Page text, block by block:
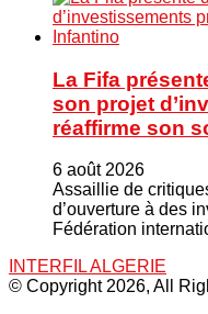
La Fifa
son projet
réaffirme son
6 août 2026
Assaillie de
d’ouverture à des
Fédération
INTERFIL ALGERIE
© Copyright 2026, All